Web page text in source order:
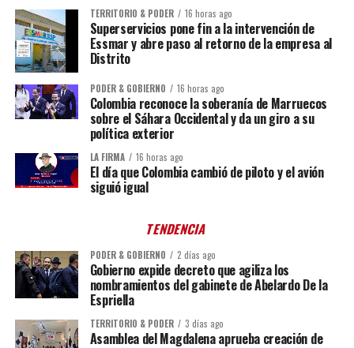
TERRITORIO & PODER 16 horas ago
Superservicios pone fin a la intervención de
Essmar y abre paso al retorno de la empresa al
Distrito
PODER & GOBIERNO 16 horas ago
Colombia reconoce la soberanía de Marruecos
sobre el Sáhara Occidental y da un giro a su
política exterior
LA FIRMA 16 horas ago
El día que Colombia cambió de piloto y el avión
siguió igual
TENDENCIA
PODER & GOBIERNO 2 días ago
Gobierno expide decreto que agiliza los
nombramientos del gabinete de Abelardo De la
Espriella
TERRITORIO & PODER 3 días ago
Asamblea del Magdalena aprueba creación de